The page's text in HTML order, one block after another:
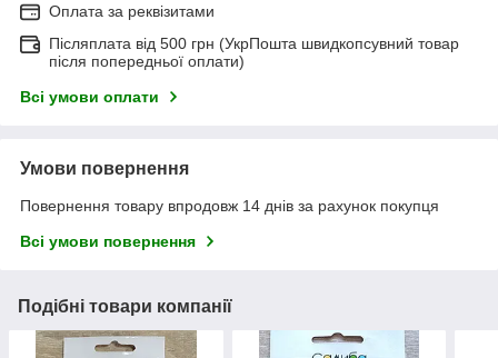
Оплата за реквізитами
Післяплата від 500 грн (УкрПошта швидкопсувний товар
після попередньої оплати)
Всі умови оплати
Умови повернення
Повернення товару впродовж 14 днів за рахунок покупця
Всі умови повернення
Подібні товари компанії